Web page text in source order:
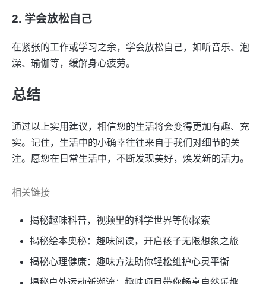
2. 学会放松自己
在紧张的工作或学习之余，学会放松自己，如听音乐、泡
澡、瑜伽等，缓解身心疲劳。
总结
通过以上实用建议，相信您的生活将会变得更加有趣、充
实。记住，生活中的小确幸往往来自于我们对细节的关
注。愿您在日常生活中，不断发现美好，焕发新的活力。
相关链接
揭秘趣味科普，视频里的科学世界等你探索
揭秘绘本奥秘：趣味阅读，开启孩子无限想象之旅
揭秘心理健康：趣味方法助你轻松维护心灵平衡